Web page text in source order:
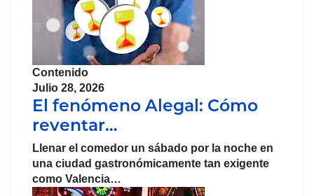
Contenido
Julio 28, 2026
El fenómeno Alegal: Cómo
reventar…
Llenar el comedor un sábado por la noche en
una ciudad gastronómicamente tan exigente
como Valencia…